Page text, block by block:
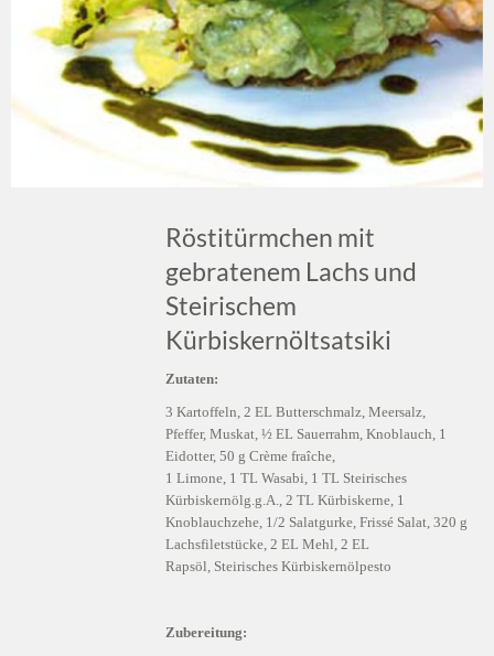
Röstitürmchen mit
gebratenem Lachs und
Steirischem
Kürbiskernöltsatsiki
Zutaten:
3 Kartoffeln, 2 EL Butterschmalz, Meersalz,
Pfeffer, Muskat, ½ EL Sauerrahm, Knoblauch, 1
Eidotter, 50 g Crème fraîche,
1 Limone, 1 TL Wasabi, 1 TL Steirisches
Kürbiskernölg.g.A., 2 TL Kürbiskerne, 1
Knoblauchzehe, 1/2 Salatgurke, Frissé Salat, 320 g
Lachsfiletstücke, 2 EL Mehl, 2 EL
Rapsöl, Steirisches Kürbiskernölpesto
Zubereitung: